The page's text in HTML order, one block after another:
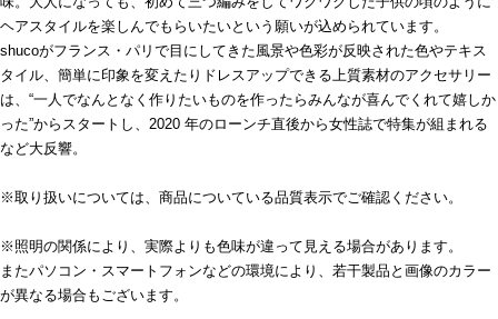
ヘアスタイルを楽しんでもらいたいという願いが込められています。
shucoがフランス・パリで目にしてきた風景や色彩が反映された色やテキス
タイル、簡単に印象を変えたりドレスアップできる上質素材のアクセサリー
は、“一人でなんとなく作りたいものを作ったらみんなが喜んでくれて嬉しか
った”からスタートし、2020 年のローンチ直後から女性誌で特集が組まれる
など大反響。
※取り扱いについては、商品についている品質表示でご確認ください。
※照明の関係により、実際よりも色味が違って見える場合があります。
またパソコン・スマートフォンなどの環境により、若干製品と画像のカラー
が異なる場合もございます。